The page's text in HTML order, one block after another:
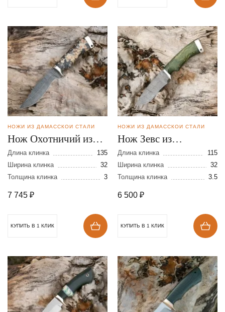
НОЖИ ИЗ ДАМАССКОЙ СТАЛИ
Нож Охотничий из
дамасской стали
Длина клинка
135
Ширина клинка
32
Толщина клинка
3
7 745 ₽
КУПИТЬ В 1 КЛИК
НОЖИ ИЗ ДАМАССКОЙ СТАЛИ
Нож Зевс из
дамасской стали
Длина клинка
115
Ширина клинка
32
Толщина клинка
3.5
6 500 ₽
КУПИТЬ В 1 КЛИК